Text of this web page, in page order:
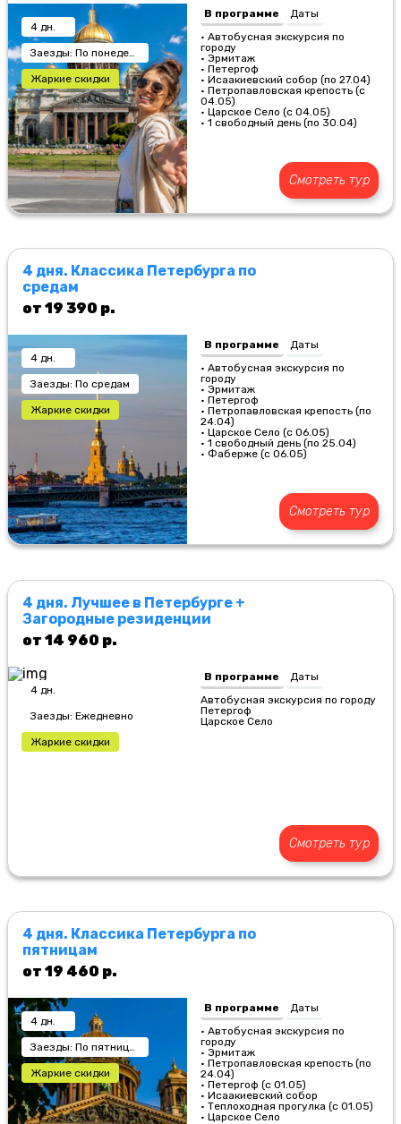
4 дн.
Заезды: По понедельникам
Жаркие скидки
В программе
Даты
• Автобусная экскурсия по
городу
• Эрмитаж
• Петергоф
• Исаакиевский собор (по 27.04)
• Петропавловская крепость (с
04.05)
• Царское Село (с 04.05)
• 1 свободный день (по 30.04)
Смотреть тур
4 дня. Классика Петербурга по
средам
от 19 390 р.
4 дн.
Заезды: По средам
Жаркие скидки
В программе
Даты
• Автобусная экскурсия по
городу
• Эрмитаж
• Петергоф
• Петропавловская крепость (по
24.04)
• Царское Село (с 06.05)
• 1 свободный день (по 25.04)
• Фаберже (с 06.05)
Смотреть тур
4 дня. Лучшее в Петербурге +
Загородные резиденции
от 14 960 р.
4 дн.
Заезды: Ежедневно
Жаркие скидки
В программе
Даты
Автобусная экскурсия по городу
Петергоф
Царское Село
Смотреть тур
4 дня. Классика Петербурга по
пятницам
от 19 460 р.
4 дн.
Заезды: По пятницам
Жаркие скидки
В программе
Даты
• Автобусная экскурсия по
городу
• Эрмитаж
• Петропавловская крепость (по
24.04)
• Петергоф (с 01.05)
• Исаакиевский собор
• Теплоходная прогулка (с 01.05)
• Царское Село